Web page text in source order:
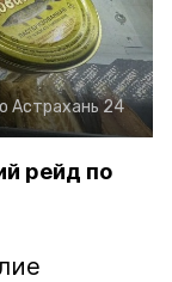
Астрахань 24
рейд по